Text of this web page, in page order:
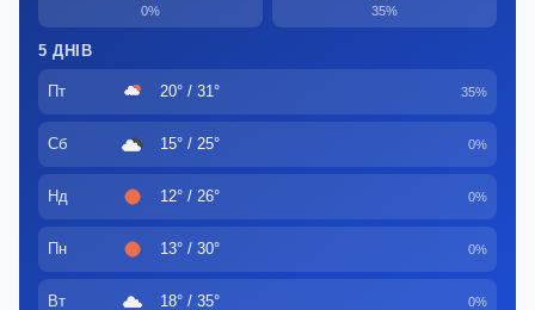
0% 35%
5 ДНІВ
Пт 20° / 31° 35%
Сб 15° / 25° 0%
Нд 12° / 26° 0%
Пн 13° / 30° 0%
Вт 18° / 35° 0%